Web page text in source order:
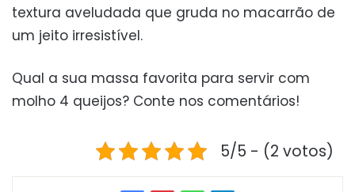
textura aveludada que gruda no macarrão de
um jeito irresistível.
Qual a sua massa favorita para servir com
molho 4 queijos? Conte nos comentários!
5/5 - (2 votos)